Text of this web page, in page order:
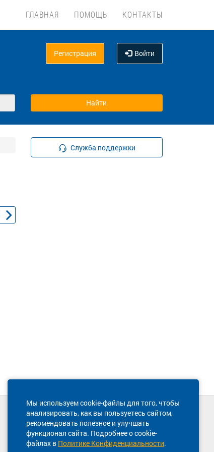
ГЛАВНАЯ ПОМОЩЬ КОНТАКТЫ
Регистрация Войти
Служба поддержки
Мы используем cookie-файлы для того, чтобы
анализировать, как вы пользуетесь сайтом,
рекомендовать полезное и улучшать
функционал сайта. Подробнее о cookie-
файлах в Политике Конфиденциальности.
Техническая поддержка сайта
8 800 600-03-38